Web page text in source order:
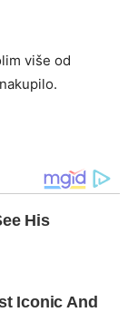
više od